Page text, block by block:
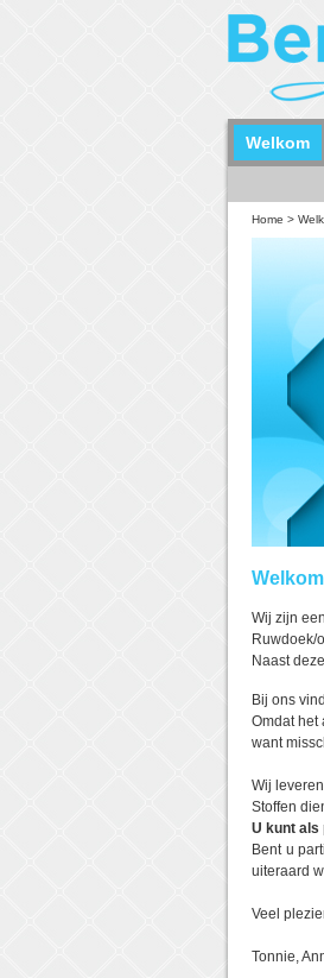
Welkom
Home >
Wij zijn
Ruwdoek/
Naast
Bij ons
Omdat het
want
Wij
Stoffen
U kunt als
Bent u
uiteraard
Veel
Tonnie,